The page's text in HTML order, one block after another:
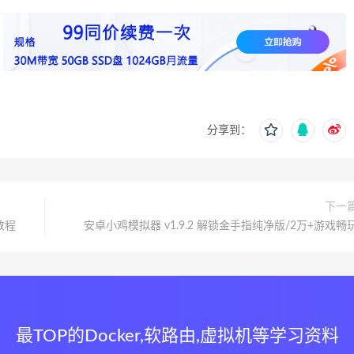
分享到：
程
下一
安卓小鸡模拟器 v1.9.2 解锁金手指纯净版/2万+游戏畅
最TOP的Docker,软路由,虚拟机等学习资料